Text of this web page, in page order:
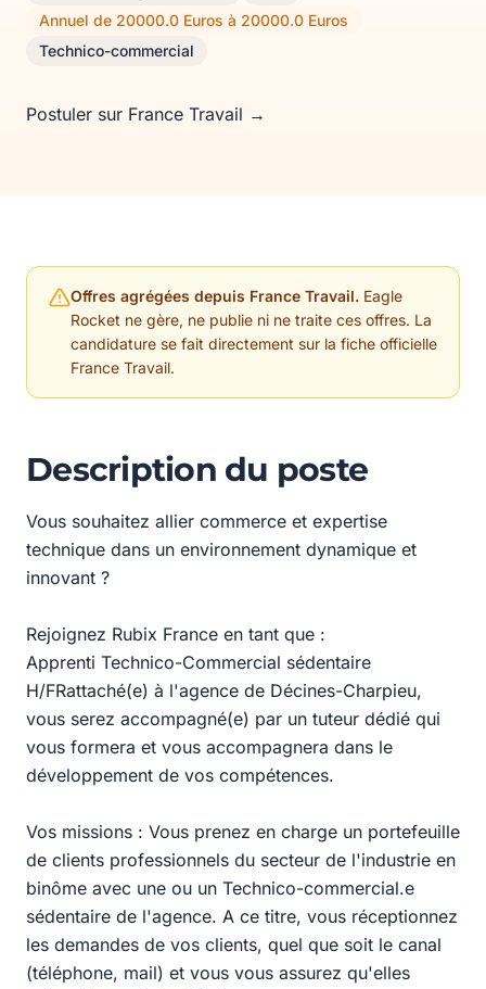
Annuel de 20000.0 Euros à 20000.0 Euros
Technico-commercial
Postuler sur France Travail →
Offres agrégées depuis France Travail. Eagle
Rocket ne gère, ne publie ni ne traite ces offres. La
candidature se fait directement sur la fiche officielle
France Travail.
Description du poste
Vous souhaitez allier commerce et expertise
technique dans un environnement dynamique et
innovant ?
Rejoignez Rubix France en tant que :
Apprenti Technico-Commercial sédentaire
H/FRattaché(e) à l'agence de Décines-Charpieu,
vous serez accompagné(e) par un tuteur dédié qui
vous formera et vous accompagnera dans le
développement de vos compétences.
Vos missions : Vous prenez en charge un portefeuille
de clients professionnels du secteur de l'industrie en
binôme avec une ou un Technico-commercial.e
sédentaire de l'agence. A ce titre, vous réceptionnez
les demandes de vos clients, quel que soit le canal
(téléphone, mail) et vous vous assurez qu'elles